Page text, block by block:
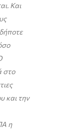
Και
στο
και την
η